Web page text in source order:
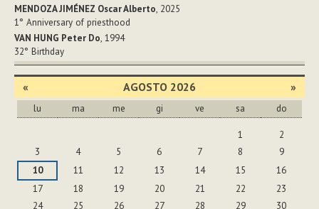
MENDOZA JIMÉNEZ Oscar Alberto, 2025
1° Anniversary of priesthood
VAN HUNG Peter Do, 1994
32° Birthday
« AGOSTO 2026 »
lu ma me gi ve sa do
1
2
3
4 5 6 7 8
9
10
11 12 13 14 15
16
17
18 19 20 21 22
23
24
25 26 27 28 29
30